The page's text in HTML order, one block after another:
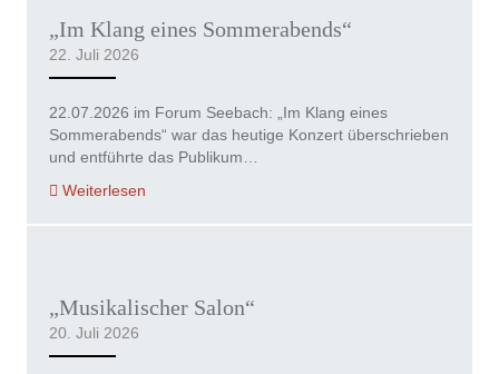
„Im Klang eines Sommerabends“
22. Juli 2026
22.07.2026 im Forum Seebach: „Im Klang eines
Sommerabends“ war das heutige Konzert überschrieben
und entführte das Publikum…
Weiterlesen
„Musikalischer Salon“
20. Juli 2026